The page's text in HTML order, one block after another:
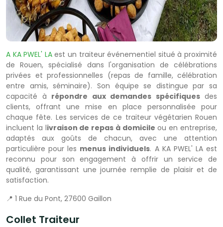
A KA PWEL' LAest un traiteur événementiel situé à proximité
de Rouen, spécialisé dans l'organisation de célébrations
privées et professionnelles (repas de famille, célébration
entre amis, séminaire). Son équipe se distingue par sa
capacité à répondre aux demandes spécifiquesdes
clients, offrant une mise en place personnalisée pour
chaque fête. Les services de ce traiteur végétarien Rouen
incluent la livraison de repas à domicile ou en entreprise,
adaptés aux goûts de chacun, avec une attention
particulière pour les menus individuels. A KA PWEL' LA est
reconnu pour son engagement à offrir un service de
qualité, garantissant une journée remplie de plaisir et de
satisfaction.
📍 1 Rue du Pont, 27600 Gaillon
Collet Traiteur